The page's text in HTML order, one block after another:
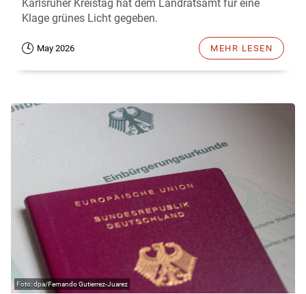
Karlsruher Kreistag hat dem Landratsamt für eine
Klage grünes Licht gegeben.
May 2026 MEHR LESEN
dpa/Fernando Gutierrez-Juarez